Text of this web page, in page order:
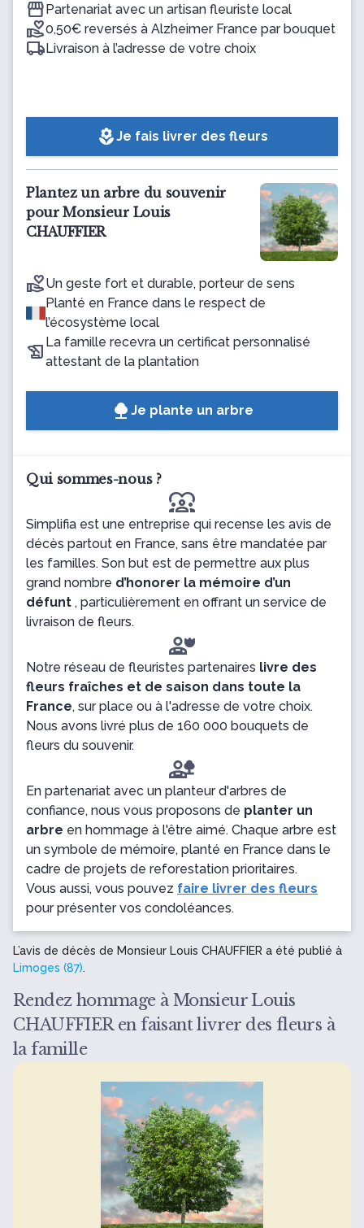
Partenariat avec un artisan fleuriste local
0,50€ reversés à Alzheimer France par bouquet
Livraison à l’adresse de votre choix
local_floristJe fais livrer des fleurs
Plantez un arbre du souvenir
pour Monsieur Louis
CHAUFFIER
Un geste fort et durable, porteur de sens
Planté en France dans le respect de
l’écosystème local
La famille recevra un certificat personnalisé
attestant de la plantation
Je plante un arbre
Qui sommes-nous ?
diversity_1
Simplifia est une entreprise qui recense les avis de
décès partout en France, sans être mandatée par
les familles. Son but est de permettre aux plus
grand nombre d’honorer la mémoire d’un
défunt , particulièrement en offrant un service de
livraison de fleurs.
Notre réseau de fleuristes partenaires livre des
fleurs fraîches et de saison dans toute la
France, sur place ou à l'adresse de votre choix.
Nous avons livré plus de 160 000 bouquets de
fleurs du souvenir.
En partenariat avec un planteur d'arbres de
confiance, nous vous proposons de planter un
arbre en hommage à l'être aimé. Chaque arbre est
un symbole de mémoire, planté en France dans le
cadre de projets de reforestation prioritaires.
Vous aussi, vous pouvez faire livrer des fleurs
pour présenter vos condoléances.
L’avis de décès de Monsieur Louis CHAUFFIER a été publié à
Limoges (87).
Rendez hommage à Monsieur Louis
CHAUFFIER en faisant livrer des fleurs à
la famille